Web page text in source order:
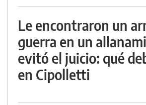
Le encontraron un
guerra en un
evitó el juicio: qué
en Cipolletti